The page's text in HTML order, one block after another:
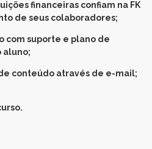
financeiras confiam na FK
de seus colaboradores;
com suporte e plano de
aluno;
conteúdo através de e-mail;